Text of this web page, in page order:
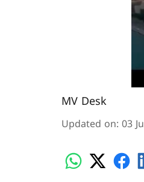
MV Desk
Updated on: 03